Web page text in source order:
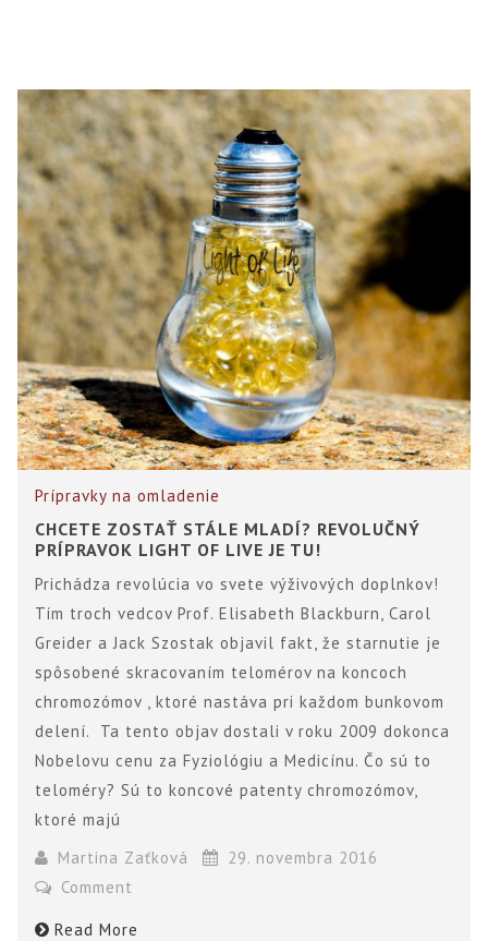
Prípravky na omladenie
CHCETE ZOSTAŤ STÁLE MLADÍ? REVOLUČNÝ
PRÍPRAVOK LIGHT OF LIVE JE TU!
Prichádza revolúcia vo svete výživových doplnkov!
Tím troch vedcov Prof. Elisabeth Blackburn, Carol
Greider a Jack Szostak objavil fakt, že starnutie je
spôsobené skracovaním telomérov na koncoch
chromozómov , ktoré nastáva pri každom bunkovom
delení. Ta tento objav dostali v roku 2009 dokonca
Nobelovu cenu za Fyziológiu a Medicínu. Čo sú to
teloméry? Sú to koncové patenty chromozómov,
ktoré majú
Martina Zaťková
29. novembra 2016
Comment
Read More